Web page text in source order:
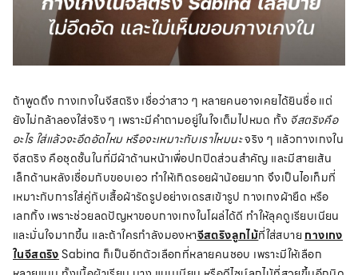
ถ้าพูดถึง กางเกงในจีสตริง เชื่อว่าสาว ๆ หลายคนอาจเคยได้ยินชื่อ แต่
ยังไม่กล้าลองใส่จริง ๆ เพราะมีคำถามอยู่ในใจเต็มไปหมด ทั้ง จีสตริงคือ
อะไร ใส่แล้วจะอึดอัดไหม หรือจะเหมาะกับเราไหมนะจริง ๆ แล้วกางเกงใน
จีสตริง คือชุดชั้นในที่มีผ้าด้านหน้าเพื่อปกปิดส่วนสำคัญ และมีสายเส้น
เล็กด้านหลังเชื่อมกับขอบเอว ทำให้เกิดรอยผ้าน้อยมาก จึงเป็นไอเท็มที่
เหมาะกับการใส่คู่กับเสื้อผ้ารัดรูปอย่างเดรสเข้ารูป กางเกงผ้ายืด หรือ
เลกกิ้ง เพราะช่วยลดปัญหาขอบกางเกงในโผล่ได้ดี ทำให้ลุคดูเรียบเนียน
และมั่นใจมากขึ้น และถ้าใครกำลังมองหาจีสตริงลูกไม้ที่ใส่สบาย กางเกง
ในจีสตริงSabina ก็เป็นอีกตัวเลือกที่หลายคนชอบ เพราะมีให้เลือก